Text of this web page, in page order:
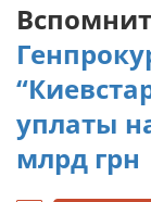
уплаты
млрд грн